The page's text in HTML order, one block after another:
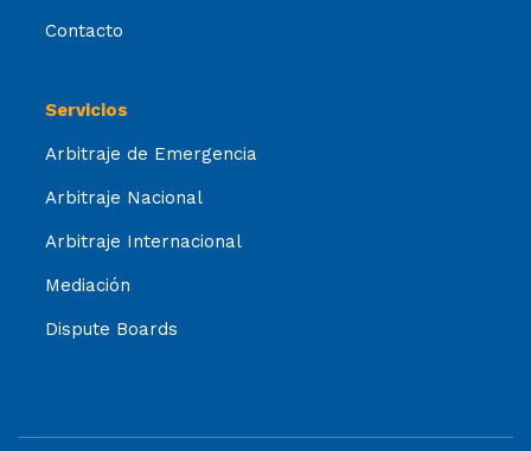
Contacto
Servicios
Arbitraje de Emergencia
Arbitraje Nacional
Arbitraje Internacional
Mediación
Dispute Boards